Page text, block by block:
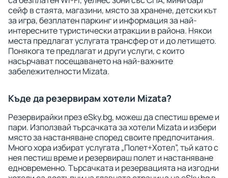
сейф в стаята, магазини, място за хранене, детски кът
за игра, безплатен паркинг и информация за най-
интересните туристически атракции в района. Някои
места предлагат услугата трансфер от и до летището.
Понякога те предлагат и други услуги, с които
насърчават посещаването на най-важните
забележителности Mizata.
Къде да резервирам хотели Mizata?
Резервирайки през eSky.bg, можеш да спестиш време и
пари. Използвай търсачката за хотели Mizata и избери
място за настаняване според своите предпочитания.
Много хора избират услугата „Полет+Хотел”, тъй като с
нея пестиш време и резервираш полет и настаняване
едновременно. Търсачката и резервацията на изгодни